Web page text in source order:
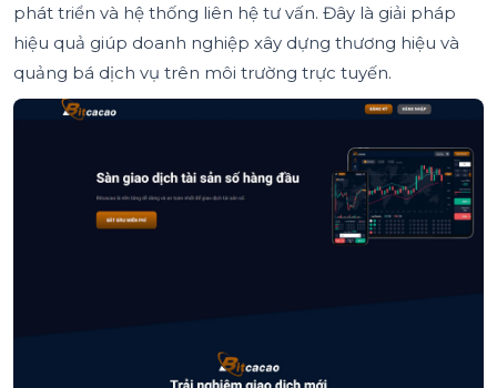
phát triển và hệ thống liên hệ tư vấn. Đây là giải pháp
hiệu quả giúp doanh nghiệp xây dựng thương hiệu và
quảng bá dịch vụ trên môi trường trực tuyến.